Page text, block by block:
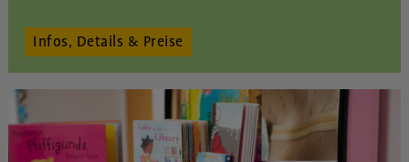
Infos, Details & Preise